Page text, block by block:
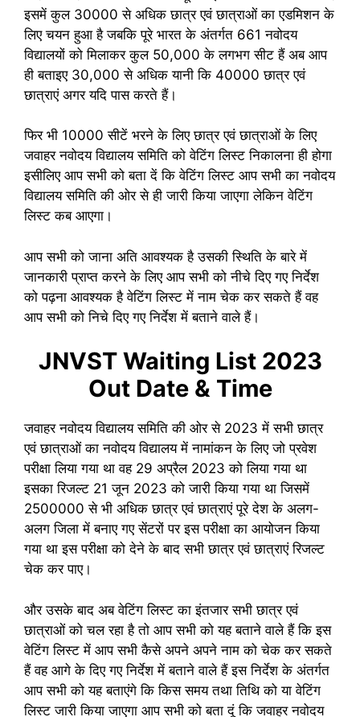
इसमें कुल 30000 से अधिक छात्र एवं छात्राओं का एडमिशन के
लिए चयन हुआ है जबकि पूरे भारत के अंतर्गत 661 नवोदय
विद्यालयों को मिलाकर कुल 50,000 के लगभग सीट हैं अब आप
ही बताइए 30,000 से अधिक यानी कि 40000 छात्र एवं
छात्राएं अगर यदि पास करते हैं।
फिर भी 10000 सीटें भरने के लिए छात्र एवं छात्राओं के लिए
जवाहर नवोदय विद्यालय समिति को वेटिंग लिस्ट निकालना ही होगा
इसीलिए आप सभी को बता दें कि वेटिंग लिस्ट आप सभी का नवोदय
विद्यालय समिति की ओर से ही जारी किया जाएगा लेकिन वेटिंग
लिस्ट कब आएगा।
आप सभी को जाना अति आवश्यक है उसकी स्थिति के बारे में
जानकारी प्राप्त करने के लिए आप सभी को नीचे दिए गए निर्देश
को पढ़ना आवश्यक है वेटिंग लिस्ट में नाम चेक कर सकते हैं वह
आप सभी को निचे दिए गए निर्देश में बताने वाले हैं।
JNVST Waiting List 2023
Out Date & Time
जवाहर नवोदय विद्यालय समिति की ओर से 2023 में सभी छात्र
एवं छात्राओं का नवोदय विद्यालय में नामांकन के लिए जो प्रवेश
परीक्षा लिया गया था वह 29 अप्रैल 2023 को लिया गया था
इसका रिजल्ट 21 जून 2023 को जारी किया गया था जिसमें
2500000 से भी अधिक छात्र एवं छात्राएं पूरे देश के अलग-
अलग जिला में बनाए गए सेंटरों पर इस परीक्षा का आयोजन किया
गया था इस परीक्षा को देने के बाद सभी छात्र एवं छात्राएं रिजल्ट
चेक कर पाए।
और उसके बाद अब वेटिंग लिस्ट का इंतजार सभी छात्र एवं
छात्राओं को चल रहा है तो आप सभी को यह बताने वाले हैं कि इस
वेटिंग लिस्ट में आप सभी कैसे अपने अपने नाम को चेक कर सकते
हैं वह आगे के दिए गए निर्देश में बताने वाले हैं इस निर्देश के अंतर्गत
आप सभी को यह बताएंगे कि किस समय तथा तिथि को या वेटिंग
लिस्ट जारी किया जाएगा आप सभी को बता दूं कि जवाहर नवोदय